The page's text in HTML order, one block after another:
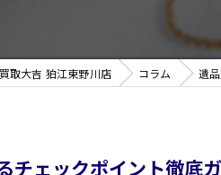
取大吉 狛江東野川店 コラム 遺
チェックポイント徹底